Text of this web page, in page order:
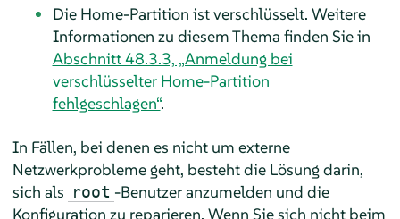
Die Home-Partition ist verschlüsselt. Weitere
Informationen zu diesem Thema finden Sie in
Abschnitt 48.3.3, „Anmeldung bei
verschlüsselter Home-Partition
fehlgeschlagen“.
In Fällen, bei denen es nicht um externe
Netzwerkprobleme geht, besteht die Lösung darin,
sich als root -Benutzer anzumelden und die
Konfiguration zu reparieren. Wenn Sie sich nicht beim